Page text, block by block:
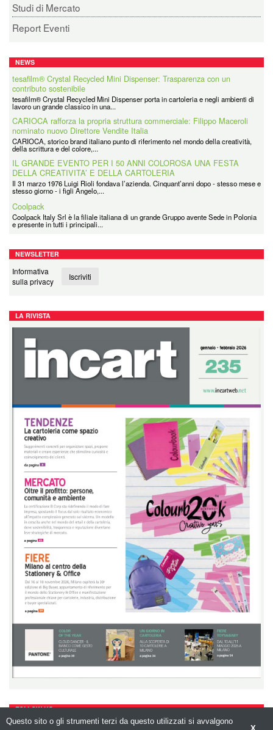
Studi di Mercato
Report Eventi
NEWS
tesafilm® Crystal Recycled Mini Dispenser: Trasparenza con un
contributo sostenibile
tesafilm® Crystal Recycled Mini Dispenser porta in cartoleria e negli ambienti di
lavoro un grande classico in una...
CARIOCA rafforza la propria struttura commerciale: Filippo Maceroli
nominato nuovo Direttore Vendite Italia
CARIOCA, storico brand italiano punto di riferimento nel mondo della creatività,
della scrittura e del colore,...
IL GRANDE EVENTO PER I 50 ANNI COLOROSA UNA FESTA
DELLA CREATIVITA’ E DELLA CARTOLERIA
Il 31 marzo 1976 Luigi Rioli fondava l’azienda. Cinquant’anni dopo - stesso mese e
stesso giorno - i figli Angelo,...
Coolpack
Coolpack Italy Srl è la filiale italiana di un grande Gruppo avente Sede in Polonia
e presente in tutti i principali...
NEWSLETTER
Informativa
sulla privacy
Iscriviti
LA RIVISTA
FOLLOW US
Questo sito o gli strumenti terzi da questo utilizzati si avvalgono